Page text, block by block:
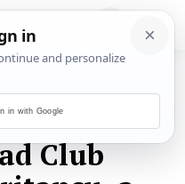
Club
in with Google